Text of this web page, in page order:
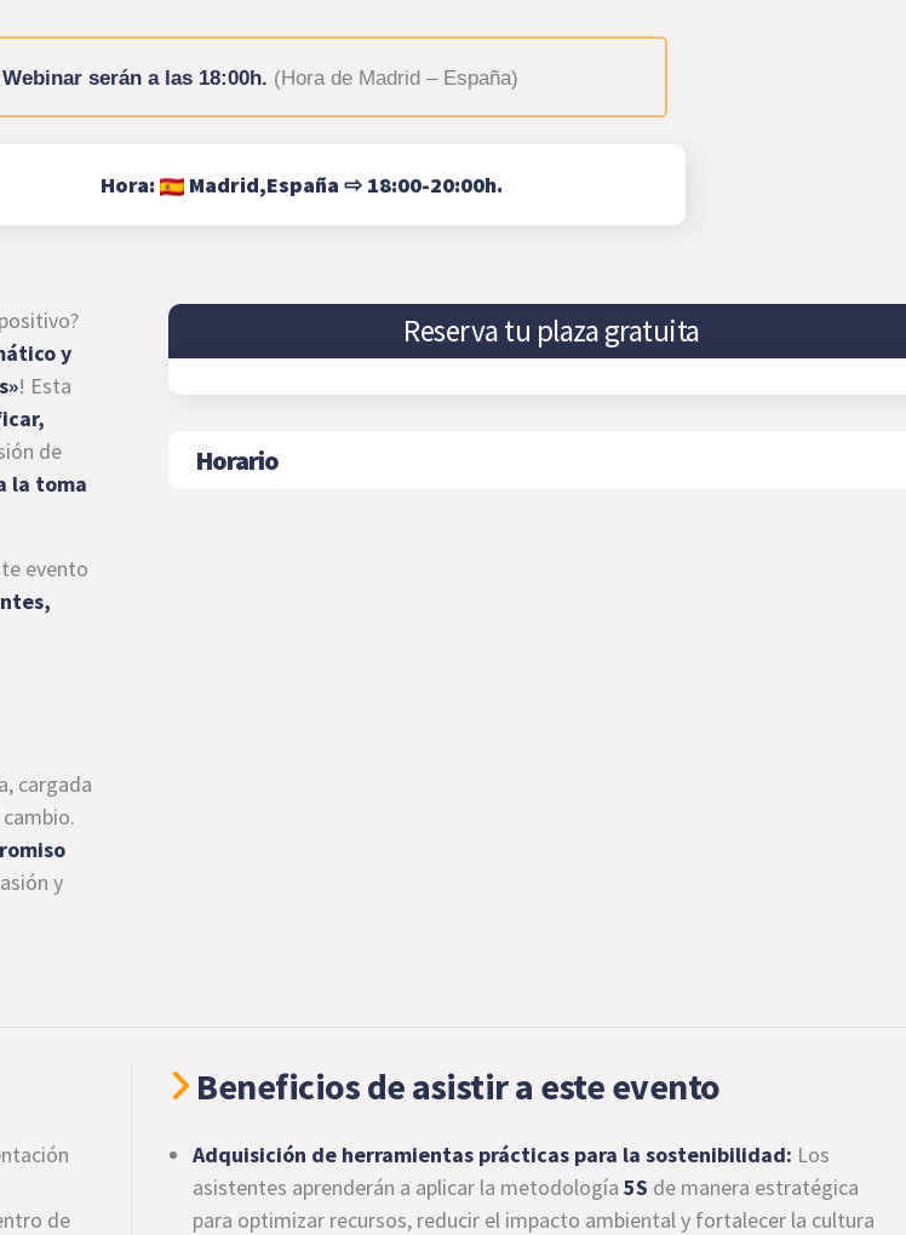
serán a las 18:00h. (Hora de Madrid – España)
Hora: Madrid,España ⇨ 18:00-20:00h.
y
! Esta
de
la toma
evento
cargada
y
Reserva tu plaza gratuita
Horario
de
Beneficios de asistir a este evento
Adquisición de herramientas prácticas para la sostenibilidad: Los
asistentes aprenderán a aplicar la metodología 5S de manera estratégica
para optimizar recursos, reducir el impacto ambiental y fortalecer la cultura